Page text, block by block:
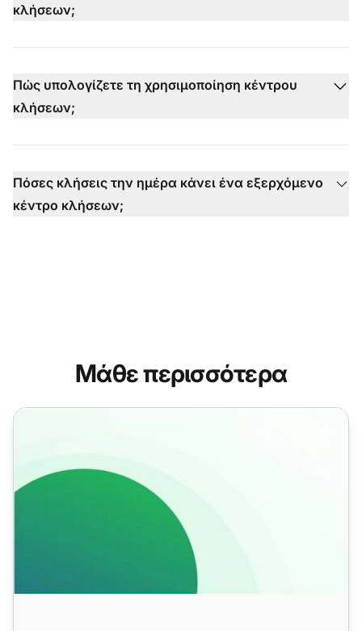
κλήσεων;
Πώς υπολογίζετε τη χρησιμοποίηση κέντρου
κλήσεων;
Πόσες κλήσεις την ημέρα κάνει ένα εξερχόμενο
κέντρο κλήσεων;
Μάθε περισσότερα
Διαχείριση call center 101: ορισμός, στρατηγικές,